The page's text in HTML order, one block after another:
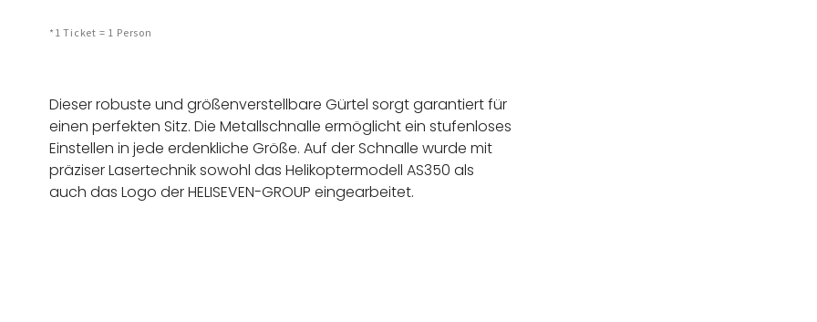
*1 Ticket = 1 Person
Dieser robuste und größenverstellbare Gürtel sorgt garantiert für
einen perfekten Sitz. Die Metallschnalle ermöglicht ein stufenloses
Einstellen in jede erdenkliche Größe. Auf der Schnalle wurde mit
präziser Lasertechnik sowohl das Helikoptermodell AS350 als
auch das Logo der HELISEVEN-GROUP eingearbeitet.